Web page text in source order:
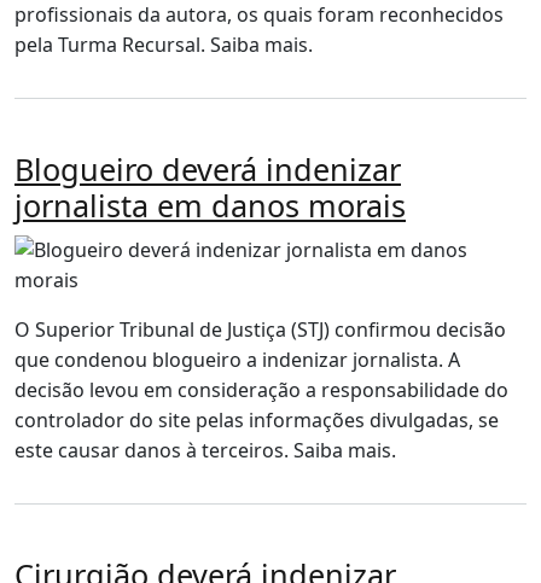
profissionais da autora, os quais foram reconhecidos
pela Turma Recursal. Saiba mais.
Blogueiro deverá indenizar
jornalista em danos morais
O Superior Tribunal de Justiça (STJ) confirmou decisão
que condenou blogueiro a indenizar jornalista. A
decisão levou em consideração a responsabilidade do
controlador do site pelas informações divulgadas, se
este causar danos à terceiros. Saiba mais.
Cirurgião deverá indenizar